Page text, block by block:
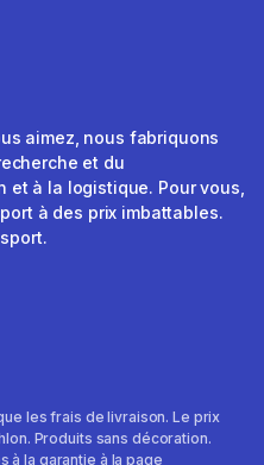
aimez, nous fabriquons
et du
à la logistique. Pour vous,
à des prix imbattables.
les frais de livraison. Le prix
Produits sans décoration.
à la garantie à la page